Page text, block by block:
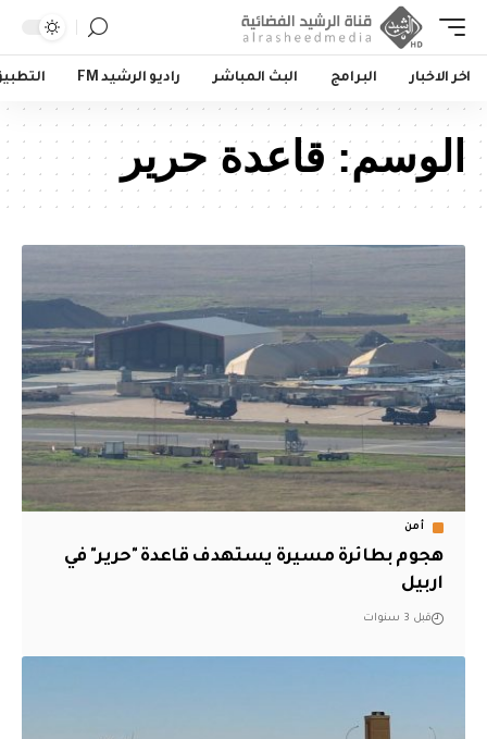
اخر الاخبار البرامج البث المباشر راديو الرشيد FM
الوسم:قاعدة حرير
أمن
هجوم بطائرة مسيرة يستهدف قاعدة "حرير" في
اربيل
قبل 3 سنوات